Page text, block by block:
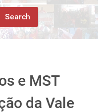
e MST
da Vale